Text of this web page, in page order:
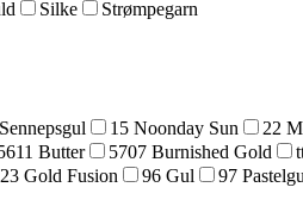
Silke Strømpegarn
15 Noonday Sun 22
Butter 5707 Burnished Gold
Gold Fusion 96 Gul 97